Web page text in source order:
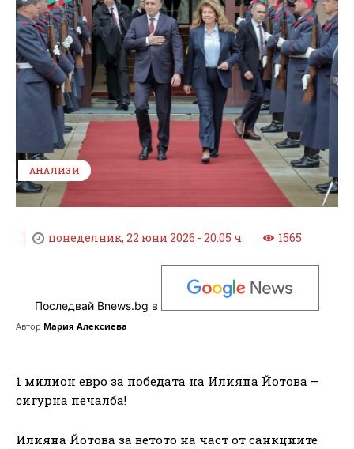
АНАЛИЗИ
понеделник, 22 юни 2026 - 20:05 ч. 1565
Последвай Bnews.bg в
Автор Мария Алексиева
1 милион евро за победата на Илияна Йотова –
сигурна печалба!
Илияна Йотова за ветото на част от санкциите